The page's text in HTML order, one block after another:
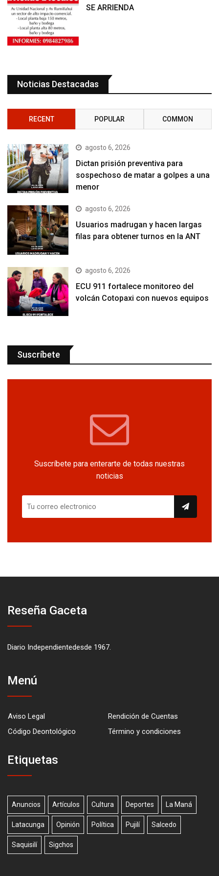
SE ARRIENDA
Noticias Destacadas
RECENT POPULAR COMMON
agosto 6, 2026
Dictan prisión preventiva para
sospechoso de matar a golpes a una
menor
agosto 6, 2026
Usuarios madrugan y hacen largas
filas para obtener turnos en la ANT
agosto 6, 2026
ECU 911 fortalece monitoreo del
volcán Cotopaxi con nuevos equipos
Suscríbete
Suscríbete para enterarte de todas nuestras
noticias
Reseña Gaceta
Diario Independientedesde 1967.
Menú
Aviso Legal
Rendición de Cuentas
Código Deontológico
Término y condiciones
Etiquetas
Anuncios Artículos Cultura Deportes La Maná
Latacunga Opinión Política Pujilí Salcedo
Saquisilí Sigchos